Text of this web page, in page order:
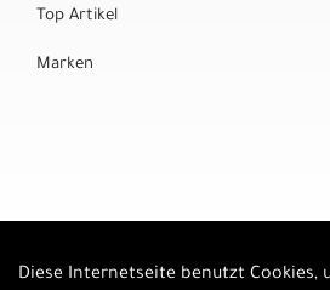
Top Artikel
Marken
Diese Internetseite benutzt Cookies,